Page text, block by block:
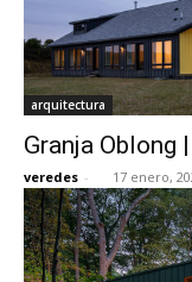
arquitectura
Granja Oblong
veredes - 17 enero,